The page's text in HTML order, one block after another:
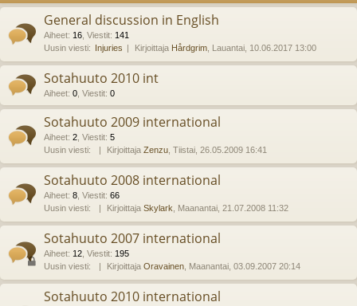
General discussion in English
Aiheet: 16 Viestit: 141
Uusin viesti: Injuries Kirjoittaja Hårdgrim , Lauantai, 10.06.2017 13:00
Sotahuuto 2010 int
Aiheet: 0 Viestit: 0
Sotahuuto 2009 international
Aiheet: 2 Viestit: 5
Uusin viesti:
Kirjoittaja Zenzu , Tiistai, 26.05.2009 16:41
Sotahuuto 2008 international
Aiheet: 8 Viestit: 66
Uusin viesti:
Kirjoittaja Skylark , Maanantai, 21.07.2008 11:32
Sotahuuto 2007 international
Aiheet: 12 Viestit: 195
Uusin viesti:
Kirjoittaja Oravainen , Maanantai, 03.09.2007 20:14
Sotahuuto 2010 international